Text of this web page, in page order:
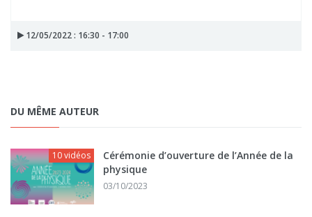
12/05/2022 : 16:30 - 17:00
DU MÊME AUTEUR
10 vidéos
Cérémonie d’ouverture de l’Année de la
physique
03/10/2023